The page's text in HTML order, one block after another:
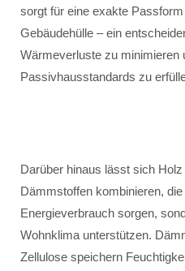
sorgt für eine exakte
Gebäudehülle – ein
Wärmeverluste zu minimieren
Passivhausstandards zu
Darüber hinaus lässt sich
Dämmstoffen kombinieren,
Energieverbrauch sorgen,
Wohnklima unterstützen.
Zellulose speichern